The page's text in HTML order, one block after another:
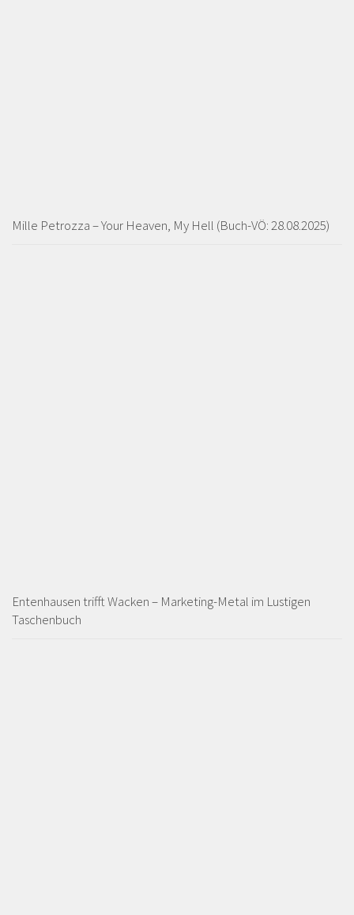
Mille Petrozza – Your Heaven, My Hell (Buch-VÖ: 28.08.2025)
Entenhausen trifft Wacken – Marketing-Metal im Lustigen
Taschenbuch